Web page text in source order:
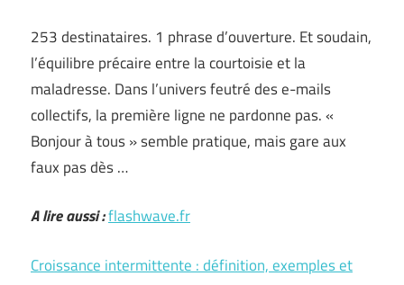
253 destinataires. 1 phrase d’ouverture. Et soudain,
l’équilibre précaire entre la courtoisie et la
maladresse. Dans l’univers feutré des e-mails
collectifs, la première ligne ne pardonne pas. «
Bonjour à tous » semble pratique, mais gare aux
faux pas dès …
A lire aussi :flashwave.fr
Croissance intermittente : définition, exemples et